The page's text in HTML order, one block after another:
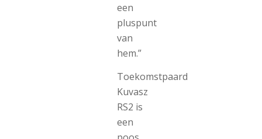
een
pluspunt
van
hem.”
Toekomstpaard
Kuvasz
RS2 is
een